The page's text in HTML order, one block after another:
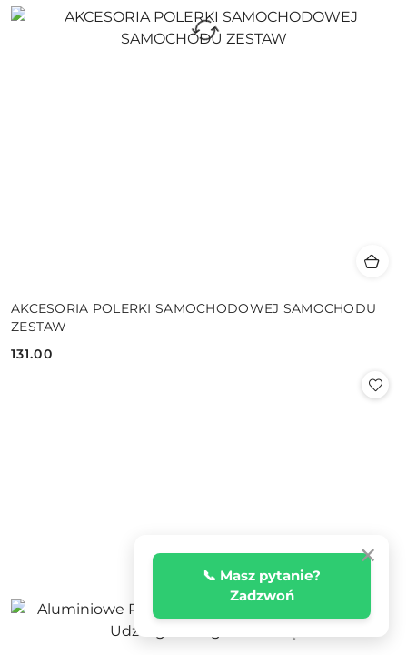
✕
📞 Masz pytanie?
Zadzwoń
AKCESORIA POLERKI SAMOCHODOWEJ SAMOCHODU
ZESTAW
Cena:
131.00